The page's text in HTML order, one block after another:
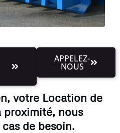
APPELEZ-
NOUS
votre Location de
proximité, nous
de besoin.